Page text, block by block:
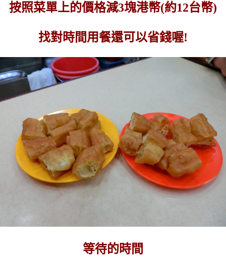
按照菜單上的價格減3塊港幣(約12台幣)
找對時間用餐還可以省錢喔!
等待的時間